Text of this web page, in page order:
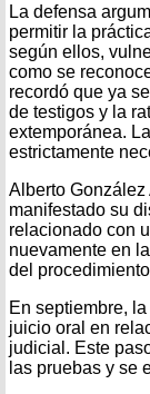
La defensa
permitir la
según ellos,
como se
recordó que ya
de testigos y la
extemporánea.
estrictamente
Alberto
manifestado su
relacionado con
nuevamente en
del
En septiembre,
juicio oral en
judicial. Este
las pruebas y se